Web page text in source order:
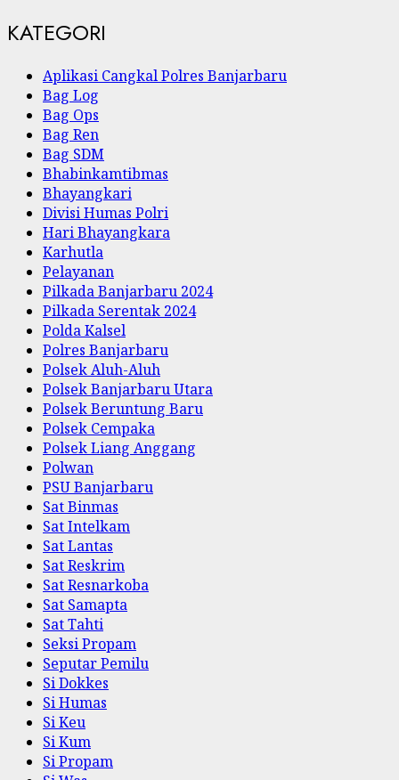
KATEGORI
Aplikasi Cangkal Polres Banjarbaru
Bag Log
Bag Ops
Bag Ren
Bag SDM
Bhabinkamtibmas
Bhayangkari
Divisi Humas Polri
Hari Bhayangkara
Karhutla
Pelayanan
Pilkada Banjarbaru 2024
Pilkada Serentak 2024
Polda Kalsel
Polres Banjarbaru
Polsek Aluh-Aluh
Polsek Banjarbaru Utara
Polsek Beruntung Baru
Polsek Cempaka
Polsek Liang Anggang
Polwan
PSU Banjarbaru
Sat Binmas
Sat Intelkam
Sat Lantas
Sat Reskrim
Sat Resnarkoba
Sat Samapta
Sat Tahti
Seksi Propam
Seputar Pemilu
Si Dokkes
Si Humas
Si Keu
Si Kum
Si Propam